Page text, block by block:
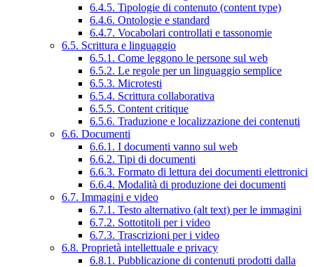
6.4.5. Tipologie di contenuto (content type)
6.4.6. Ontologie e standard
6.4.7. Vocabolari controllati e tassonomie
6.5. Scrittura e linguaggio
6.5.1. Come leggono le persone sul web
6.5.2. Le regole per un linguaggio semplice
6.5.3. Microtesti
6.5.4. Scrittura collaborativa
6.5.5. Content critique
6.5.6. Traduzione e localizzazione dei contenuti
6.6. Documenti
6.6.1. I documenti vanno sul web
6.6.2. Tipi di documenti
6.6.3. Formato di lettura dei documenti elettronici
6.6.4. Modalità di produzione dei documenti
6.7. Immagini e video
6.7.1. Testo alternativo (alt text) per le immagini
6.7.2. Sottotitoli per i video
6.7.3. Trascrizioni per i video
6.8. Proprietà intellettuale e privacy
6.8.1. Pubblicazione di contenuti prodotti dalla